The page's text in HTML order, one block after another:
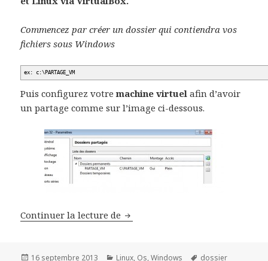
Commencez par créer un dossier qui contiendra vos
fichiers sous Windows
ex: c:\PARTAGE_VM
Puis configurez votre machine virtuel afin d’avoir
un partage comme sur l’image ci-dessous.
Continuer la lecture de Partage de dossier(s) entre
Publié
16 septembre 2013 Catégories
Linux, Os,Windows Mots-
dossier